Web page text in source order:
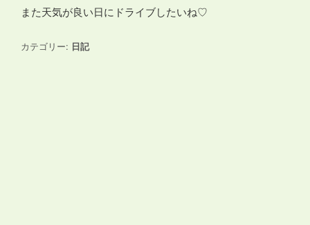
また天気が良い日にドライブしたいね♡
カテゴリー: 日記